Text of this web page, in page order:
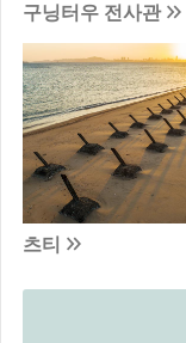
구닝터우 전사관
츠티